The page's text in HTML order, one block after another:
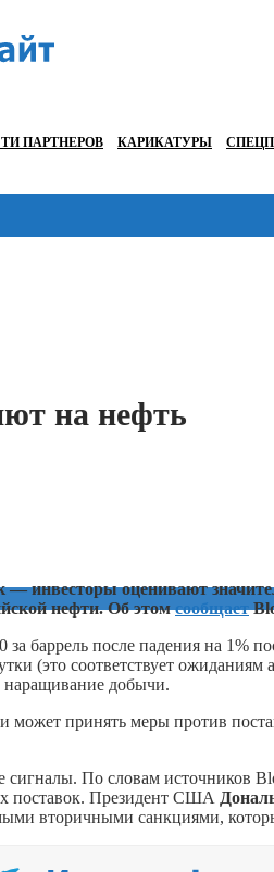
ПАРТНЕРОВ КАРИКАТУРЫ
на нефть
— инвесторы оценивают
нефти. Об этомсообщает
баррель после падения на 1%
(это соответствует ожиданиям
наращивание добычи.
может принять меры против
По словам источников
поставок. Президент США
вторичными санкциями,